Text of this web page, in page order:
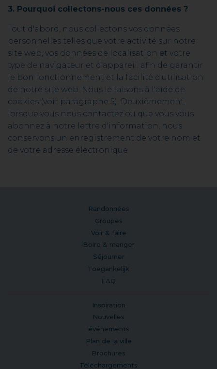
3. Pourquoi collectons-nous ces données ?
Tout d'abord, nous collectons vos données
personnelles telles que votre activité sur notre
site web, vos données de localisation et votre
type de navigateur et d'appareil, afin de garantir
le bon fonctionnement et la facilité d'utilisation
de notre site web. Nous le faisons à l'aide de
cookies (voir paragraphe 5). Deuxièmement,
lorsque vous nous contactez ou que vous vous
abonnez à notre lettre d'information, nous
conservons un enregistrement de votre nom et
de votre adresse électronique
Randonnées
Groupes
Voir & faire
Boire & manger
Séjourner
Toegankelijk
FAQ
Inspiration
Nouvelles
événements
Plan de la ville
Brochures
Téléchargements